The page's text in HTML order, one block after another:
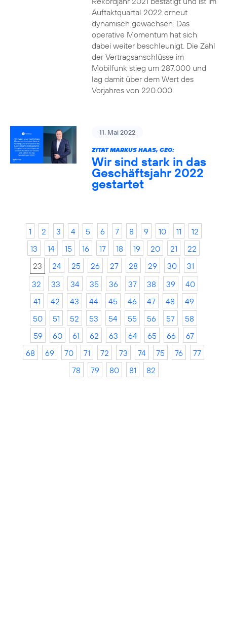
Auftaktquartal 2022 erneut
dynamisch gewachsen. Das
operative Momentum hat sich
dabei weiter beschleunigt. Die Zahl
der Vertragsanschlüsse im
Mobilfunk stieg um 287.000 und
lag damit über dem Wert des
Vorjahres von 220.000.
11. Mai 2022
ZITAT MARKUS HAAS, CEO:
Wir sind stark in das
Geschäftsjahr 2022
gestartet
1 2 3 4 5 6 7 8 9 10 11
12
13
14 15 16 17 18 19 20 21
22
23
24 25 26 27 28 29 30
31
32
33 34 35 36 37 38 39
40
41
42 43 44 45 46 47 48
49
50
51 52 53 54 55 56 57
58
59
60 61 62 63 64 65 66
67
68
69 70 71 72 73 74 75 76
77
78
79 80 81 82